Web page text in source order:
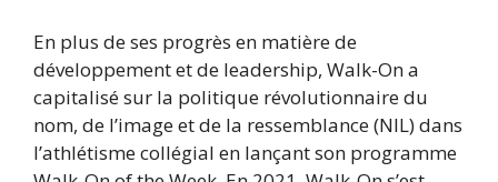
En plus de ses progrès en matière de
développement et de leadership, Walk-On a
capitalisé sur la politique révolutionnaire du
nom, de l’image et de la ressemblance (NIL) dans
l’athlétisme collégial en lançant son programme